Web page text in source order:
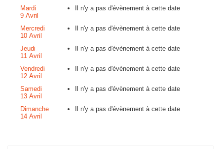
Mardi
9 Avril
Il n'y a pas d'évènement à cette date
Mercredi
10 Avril
Il n'y a pas d'évènement à cette date
Jeudi
11 Avril
Il n'y a pas d'évènement à cette date
Vendredi
12 Avril
Il n'y a pas d'évènement à cette date
Samedi
13 Avril
Il n'y a pas d'évènement à cette date
Dimanche
14 Avril
Il n'y a pas d'évènement à cette date